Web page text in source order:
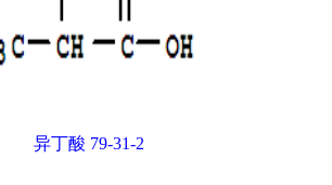
异丁酸 79-31-2